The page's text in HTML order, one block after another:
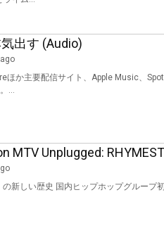
出す (Audio)
...
MTV Unplugged:
新しい歴史 国内ヒップホップグループ